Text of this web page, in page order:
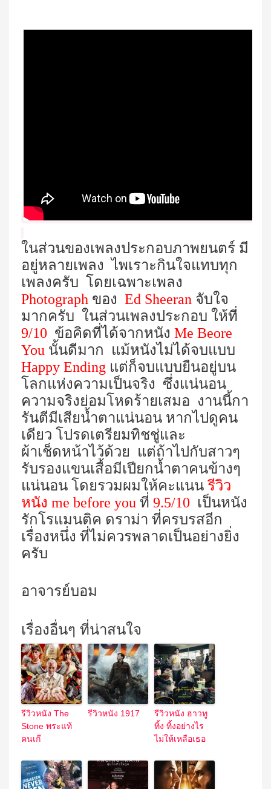
ในส่วนของเพลงประกอบภาพยนตร์ มี
อยู่หลายเพลง ไพเราะกินใจแทบทุก
เพลงครับ โดยเฉพาะเพลง
Photograph ของ Ed Sheeran จับใจ
มากครับ ในส่วนเพลงประกอบ ให้ที่
9/10 ข้อคิดที่ได้จากหนัง Me Beore
You นั้นดีมาก แม้หนังไม่ได้จบแบบ
Happy Ending แต่ก็จบแบบยืนอยู่บน
โลกแห่งความเป็นจริง ซึ่งแน่นอน
ความจริงย่อมโหดร้ายเสมอ งานนี้กา
รันตีมีเสียน้ำตาแน่นอน หากไปดูคน
เดียว โปรดเตรียมทิชชู่และ
ผ้าเช็ดหน้าไว้ด้วย แต่ถ้าไปกับสาวๆ
รับรองแขนเสื้อมีเปียกน้ำตาคนข้างๆ
แน่นอน โดยรวมผมให้คะแนน รีวิว
หนัง me before you ที่ 9.5/10 เป็นหนัง
รักโรแมนติค ดราม่า ที่ครบรสอีก
เรื่องหนึ่ง ที่ไม่ควรพลาดเป็นอย่างยิ่ง
ครับ
อาจารย์บอม
เรื่องอื่นๆ ที่น่าสนใจ
รีวิวหนัง The
Stone พระแท้
คนเก๊
รีวิวหนัง 1917
รีวิวหนัง ฮาวทู
ทิ้ง ทิ้งอย่างไร
ไม่ให้เหลือเธอ